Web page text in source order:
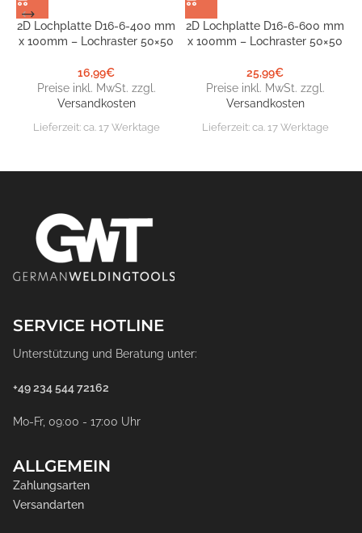
2D Lochplatte D16-6-400 mm
x 100mm – Lochraster 50×50
16,99€
Preise inkl. MwSt. zzgl.
Versandkosten
Lieferzeit: ca. 17 Werktage
2D Lochplatte D16-6-600 mm
x 100mm – Lochraster 50×50
25,99€
Preise inkl. MwSt. zzgl.
Versandkosten
Lieferzeit: ca. 17 Werktage
SERVICE HOTLINE
Unterstützung und Beratung unter:
+49 234 544 72162
Mo-Fr, 09:00 - 17:00 Uhr
ALLGEMEIN
Zahlungsarten
Versandarten